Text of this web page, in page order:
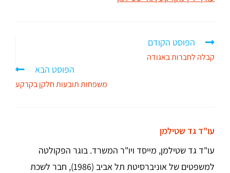
הפוסט הקודם
קבלה לחברות באגודה
הפוסט הבא
משפחות תובעות חלקן בקרקע
עו"ד גד שטילמן
עו"ד גד שטילמן, מייסד ויו"ר המשרד. בוגר הפקולטה
למשפטים של אוניברסיטת תל אביב (1986), חבר לשכת